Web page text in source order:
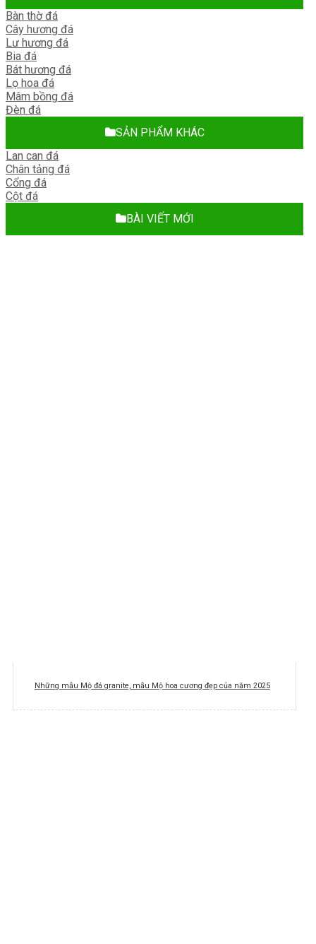
Bàn thờ đá
Cây hương đá
Lư hương đá
Bia đá
Bát hương đá
Lọ hoa đá
Mâm bồng đá
Đèn đá
SẢN PHẨM KHÁC
Lan can đá
Chân tảng đá
Cổng đá
Cột đá
BÀI VIẾT MỚI
Những mẫu Mộ đá granite, mẫu Mộ hoa cương đẹp của năm 2025